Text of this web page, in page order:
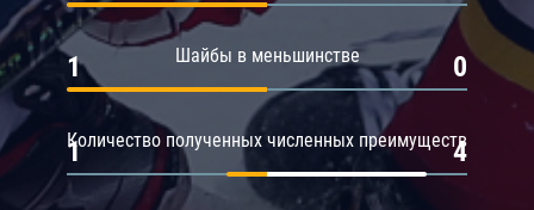
Шайбы в меньшинстве
1 0
Количество полученных численных преимуществ
1 4